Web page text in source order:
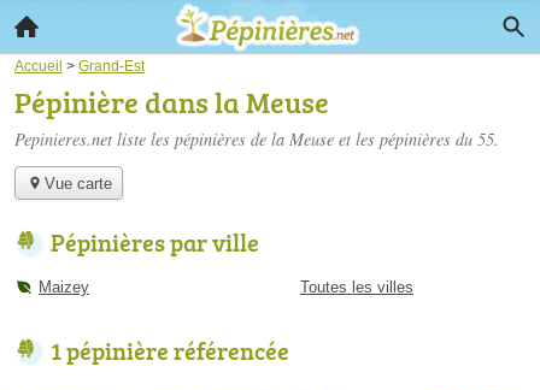
Accueil > Grand-Est
Pépinière dans la Meuse
Pepinieres.net liste les pépinières de la Meuse et les pépinières du 55.
Vue carte
Pépinières par ville
Maizey Toutes les villes
1 pépinière référencée